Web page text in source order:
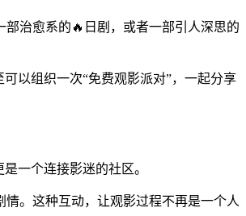
治愈系的🔥日剧，或者一部引人深思的
以组织一次“免费观影派对”，一起分享
一个连接影迷的社区。
。这种互动，让观影过程不再是一个人